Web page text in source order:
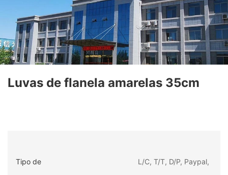
Luvas de flanela amarelas 35cm
Tipo de L/C, T/T, D/P, Paypal,